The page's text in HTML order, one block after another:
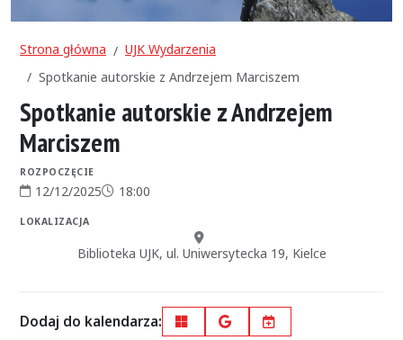
Strona główna
UJK Wydarzenia
Spotkanie autorskie z Andrzejem Marciszem
Spotkanie autorskie z Andrzejem
Marciszem
ROZPOCZĘCIE
Data rozpoczęcia:
12/12/2025Godzina rozpoczęcia:
18:00
LOKALIZACJA
Miejsce:
Biblioteka UJK, ul. Uniwersytecka 19, Kielce
Dodaj do kalendarza: OutlookGoogle Calendar
iCal